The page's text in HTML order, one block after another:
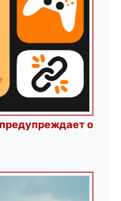
о